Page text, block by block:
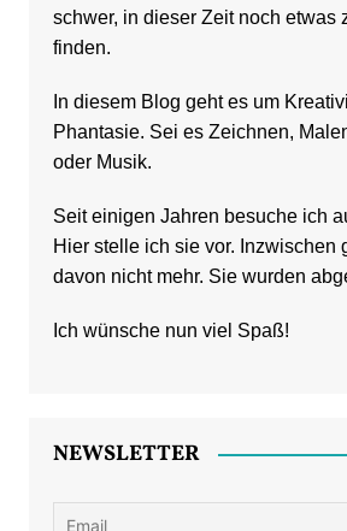
schwer, in dieser Zeit noch etwas
finden.
In diesem Blog geht es um
Phantasie. Sei es Zeichnen,
oder Musik.
Seit einigen Jahren besuche ich
Hier stelle ich sie vor. Inzwischen
davon nicht mehr. Sie wurden
Ich wünsche nun viel Spaß!
NEWSLETTER